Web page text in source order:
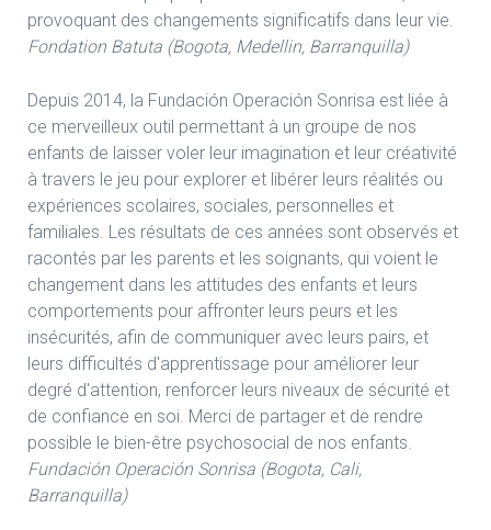
provoquant des changements significatifs dans leur vie.
Fondation Batuta (Bogota, Medellin, Barranquilla)
Depuis 2014, la Fundación Operación Sonrisa est liée à
ce merveilleux outil permettant à un groupe de nos
enfants de laisser voler leur imagination et leur créativité
à travers le jeu pour explorer et libérer leurs réalités ou
expériences scolaires, sociales, personnelles et
familiales. Les résultats de ces années sont observés et
racontés par les parents et les soignants, qui voient le
changement dans les attitudes des enfants et leurs
comportements pour affronter leurs peurs et les
insécurités, afin de communiquer avec leurs pairs, et
leurs difficultés d'apprentissage pour améliorer leur
degré d'attention, renforcer leurs niveaux de sécurité et
de confiance en soi. Merci de partager et de rendre
possible le bien-être psychosocial de nos enfants.
Fundación Operación Sonrisa (Bogota, Cali,
Barranquilla)